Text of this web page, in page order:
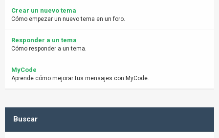
Crear un nuevo tema
Cómo empezar un nuevo tema en un foro.
Responder a un tema
Cómo responder a un tema.
MyCode
Aprende cómo mejorar tus mensajes con MyCode.
Buscar